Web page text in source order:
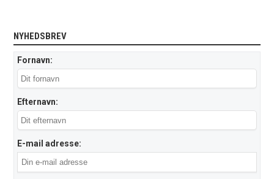
NYHEDSBREV
Fornavn:
Efternavn:
E-mail adresse: